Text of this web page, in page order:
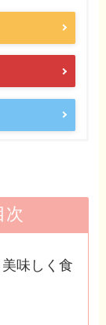
次
味しく食